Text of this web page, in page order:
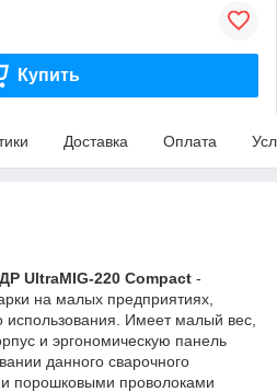
Купить
Доставка Оплата
UltraMIG-220 Compact -
на малых предприятиях,
использования. Имеет малый вес,
и эргономическую панель
данного сварочного
порошковыми проволоками